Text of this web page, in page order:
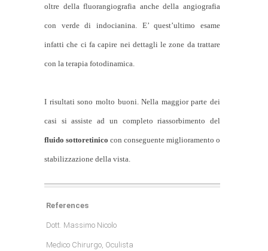
oltre della fluorangiografia anche della angiografia
con verde di indocianina. E’ quest’ultimo esame
infatti che ci fa capire nei dettagli le zone da trattare
con la terapia fotodinamica.
I risultati sono molto buoni. Nella maggior parte dei
casi si assiste ad un completo riassorbimento del
fluido sottoretinico con conseguente miglioramento o
stabilizzazione della vista.
References
Dott. Massimo Nicolo
Medico Chirurgo, Oculista